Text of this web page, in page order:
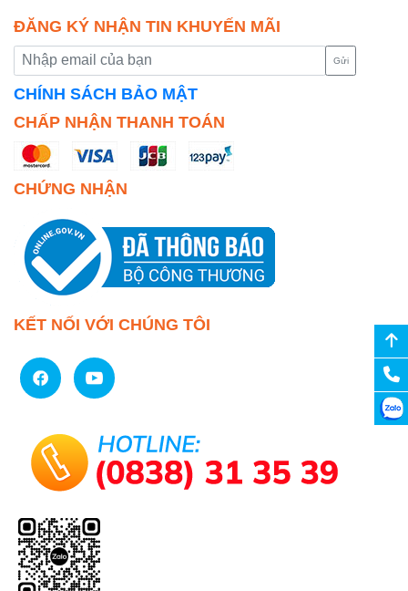
ĐĂNG KÝ NHẬN TIN KHUYẾN MÃI
Gửi
CHÍNH SÁCH BẢO MẬT
CHẤP NHẬN THANH TOÁN
CHỨNG NHẬN
KẾT NỐI VỚI CHÚNG TÔI